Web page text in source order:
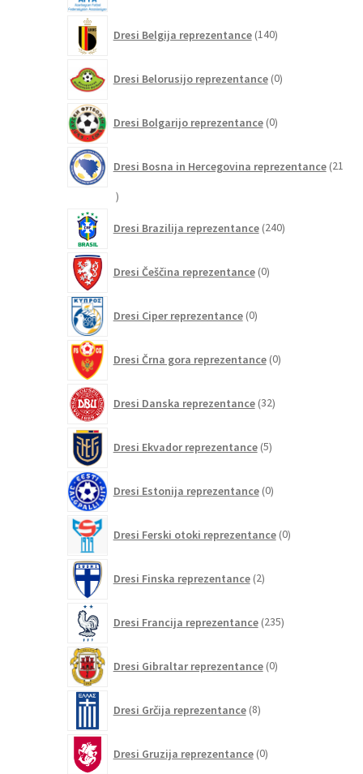
Dresi Belgija reprezentance 140izdelkov
Dresi Belorusijo reprezentance 0izdelkov
Dresi Bolgarijo reprezentance 0izdelkov
Dresi Bosna in Hercegovina reprezentance 21
21
Dresi Brazilija reprezentance 240izdelkov
Dresi Češčina reprezentance 0izdelkov
Dresi Ciper reprezentance 0izdelkov
Dresi Črna gora reprezentance 0izdelkov
Dresi Danska reprezentance 32izdelkov
Dresi Ekvador reprezentance 5izdelkov
Dresi Estonija reprezentance 0izdelkov
Dresi Ferski otoki reprezentance 0izdelkov
Dresi Finska reprezentance 2izdelka
Dresi Francija reprezentance 235izdelkov
Dresi Gibraltar reprezentance 0izdelkov
Dresi Grčija reprezentance 8izdelkov
Dresi Gruzija reprezentance 0izdelkov